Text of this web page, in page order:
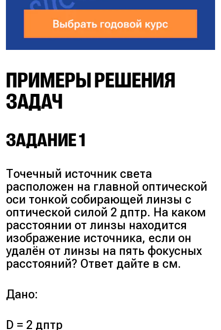
ПРИМЕРЫ РЕШЕНИЯ
ЗАДАЧ
ЗАДАНИЕ 1
Точечный источник света
расположен на главной оптической
оси тонкой собирающей линзы с
оптической силой 2 дптр. На каком
расстоянии от линзы находится
изображение источника, если он
удалён от линзы на пять фокусных
расстояний? Ответ дайте в см.
Дано:
D = 2 дптр